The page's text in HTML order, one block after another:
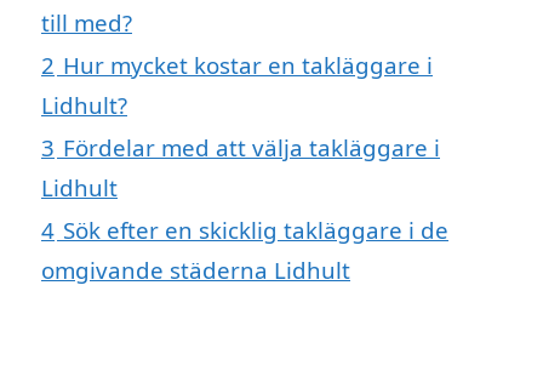
till med?
2 Hur mycket kostar en takläggare i
Lidhult?
3 Fördelar med att välja takläggare i
Lidhult
4 Sök efter en skicklig takläggare i de
omgivande städerna Lidhult